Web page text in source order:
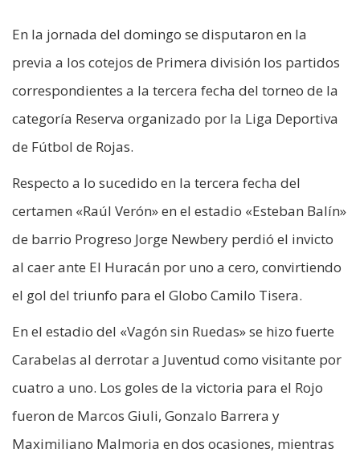
En la jornada del domingo se disputaron en la
previa a los cotejos de Primera división los partidos
correspondientes a la tercera fecha del torneo de la
categoría Reserva organizado por la Liga Deportiva
de Fútbol de Rojas.
Respecto a lo sucedido en la tercera fecha del
certamen «Raúl Verón» en el estadio «Esteban Balín»
de barrio Progreso Jorge Newbery perdió el invicto
al caer ante El Huracán por uno a cero, convirtiendo
el gol del triunfo para el Globo Camilo Tisera.
En el estadio del «Vagón sin Ruedas» se hizo fuerte
Carabelas al derrotar a Juventud como visitante por
cuatro a uno. Los goles de la victoria para el Rojo
fueron de Marcos Giuli, Gonzalo Barrera y
Maximiliano Malmoria en dos ocasiones, mientras